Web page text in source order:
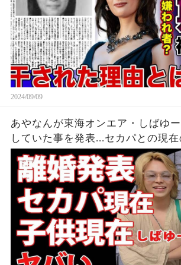
2024/09/09
あやなんが東海オンエア・しばゆ
していた事を発表...セカパとの現
隠せない...『しばゆー＆あやなん』
した現在がヤバい...